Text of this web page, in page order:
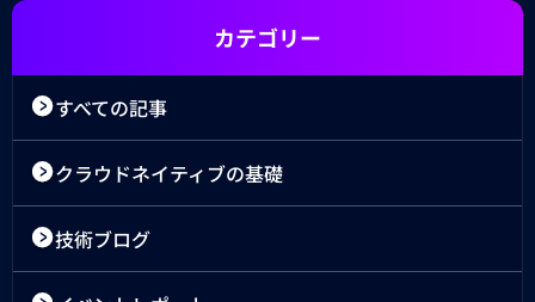
カテゴリー
すべての記事
クラウドネイティブの基礎
技術ブログ